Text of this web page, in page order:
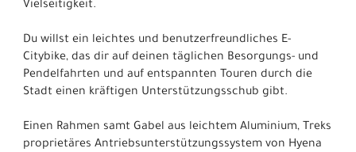
Vielseitigkeit.
Du willst ein leichtes und benutzerfreundliches E-
Citybike, das dir auf deinen täglichen Besorgungs- und
Pendelfahrten und auf entspannten Touren durch die
Stadt einen kräftigen Unterstützungsschub gibt.
Einen Rahmen samt Gabel aus leichtem Aluminium, Treks
proprietäres Antriebsunterstützungssystem von Hyena